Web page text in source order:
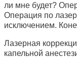
ли мне будет?
Операция по
исключением.
Лазерная
капельной